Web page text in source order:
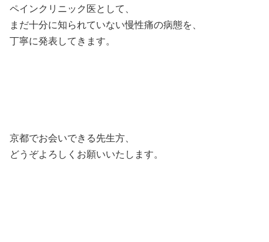
ペインクリニック医として、⁣
まだ十分に知られていない慢性痛の病態を、⁣
丁寧に発表してきます。⁣
京都でお会いできる先生方、⁣
どうぞよろしくお願いいたします。⁣